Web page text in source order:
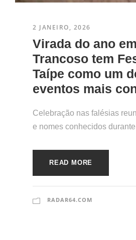
2 JANEIRO, 2026
Virada do ano em
Trancoso tem
Taípe como um
eventos mais
Celebração nas falésias
e nomes conhecidos
READ MORE
RADAR64.COM